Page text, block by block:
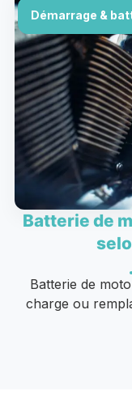
Démarrage &
Batterie de
Batterie de
charge ou